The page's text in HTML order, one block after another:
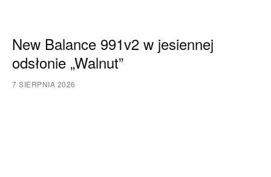
New Balance 991v2 w jesiennej
odsłonie „Walnut”
7 SIERPNIA 2026